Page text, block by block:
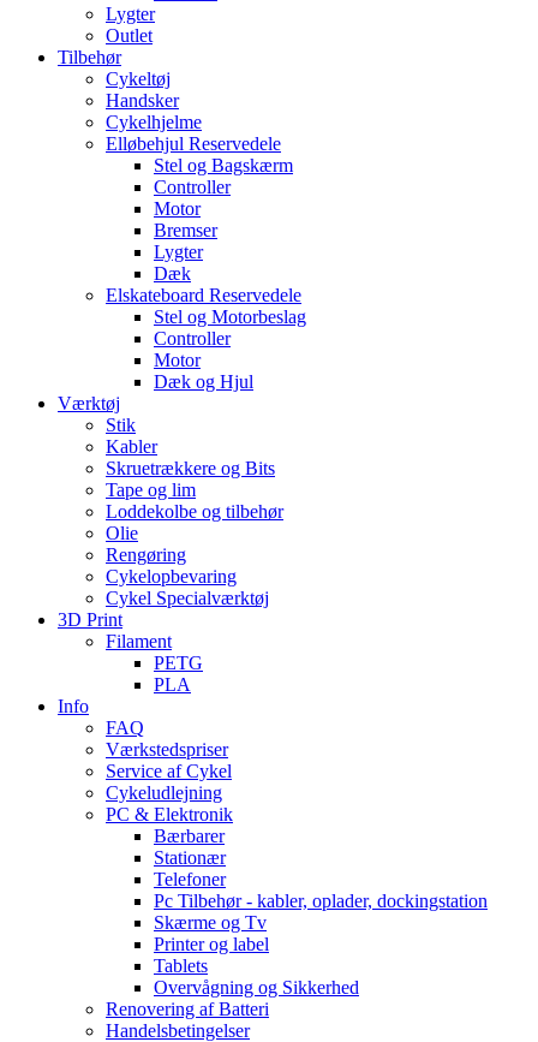
Lygter
Outlet
Tilbehør
Cykeltøj
Handsker
Cykelhjelme
Elløbehjul Reservedele
Stel og Bagskærm
Controller
Motor
Bremser
Lygter
Dæk
Elskateboard Reservedele
Stel og Motorbeslag
Controller
Motor
Dæk og Hjul
Værktøj
Stik
Kabler
Skruetrækkere og Bits
Tape og lim
Loddekolbe og tilbehør
Olie
Rengøring
Cykelopbevaring
Cykel Specialværktøj
3D Print
Filament
PETG
PLA
Info
FAQ
Værkstedspriser
Service af Cykel
Cykeludlejning
PC & Elektronik
Bærbarer
Stationær
Telefoner
Pc Tilbehør - kabler, oplader, dockingstation
Skærme og Tv
Printer og label
Tablets
Overvågning og Sikkerhed
Renovering af Batteri
Handelsbetingelser